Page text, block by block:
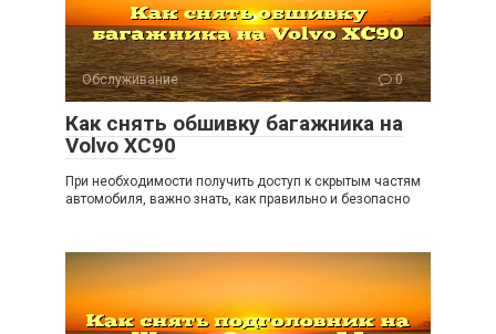
Обслуживание 0
Как снять обшивку багажника на
Volvo XC90
При необходимости получить доступ к скрытым частям
автомобиля, важно знать, как правильно и безопасно